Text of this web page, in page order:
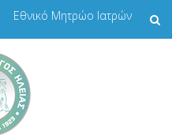
Εθνικό Μητρώο Ιατρών